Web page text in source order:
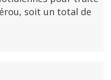
soit un total de